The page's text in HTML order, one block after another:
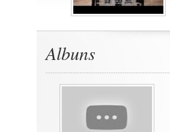
Albuns